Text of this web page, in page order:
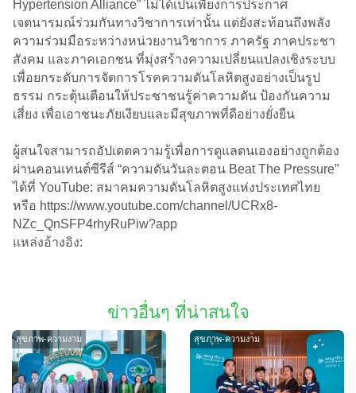
Hypertension Alliance” ไม่ได้เป็นเพียงการประกาศ
เจตนารมณ์ร่วมกันทางวิชาการเท่านั้น แต่ยังสะท้อนถึงพลัง
ความร่วมมือระหว่างหน่วยงานวิชาการ ภาครัฐ ภาคประชา
สังคม และภาคเอกชน ที่มุ่งสร้างความเปลี่ยนแปลงเชิงระบบ
เพื่อยกระดับการจัดการโรคความดันโลหิตสูงอย่างเป็นรูป
ธรรม กระตุ้นเตือนให้ประชาชนรู้ค่าความดัน ป้องกันความ
เสี่ยง เพื่อเอาชนะภัยเงียบและมีสุขภาพที่ดีอย่างยั่งยืน
ผู้สนใจสามารถอัปเดตความรู้เพื่อการดูแลตนเองอย่างถูกต้อง
ผ่านคอนเทนต์ซีรีส์ “ความดันวันละตอน Beat The Pressure”
ได้ที่ YouTube: สมาคมความดันโลหิตสูงแห่งประเทศไทย
หรือ https://www.youtube.com/channel/UCRx8-
NZc_QnSFP4rhyRuPiw?app
แหล่งอ้างอิง:
ข่าวอื่นๆ ที่น่าสนใจ
สุขภาพ-ความงาม สุขภาพ-ความงาม